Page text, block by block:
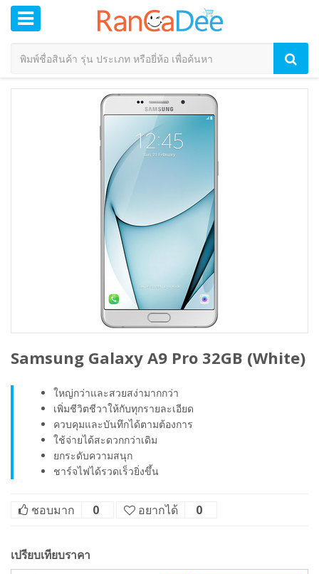
Samsung Galaxy A9 Pro 32GB (White)
ใหญ่กว่าและสวยสง่ามากกว่า
เพิ่มชีวิตชีวาให้กับทุกรายละเอียด
ควบคุมและบันทึกได้ตามต้องการ
ใช้จ่ายได้สะดวกกว่าเดิม
ยกระดับความสนุก
ชาร์จไฟได้รวดเร็วยิ่งขึ้น
ชอบมาก 0 อยากได้ 0
เปรียบเทียบราคา